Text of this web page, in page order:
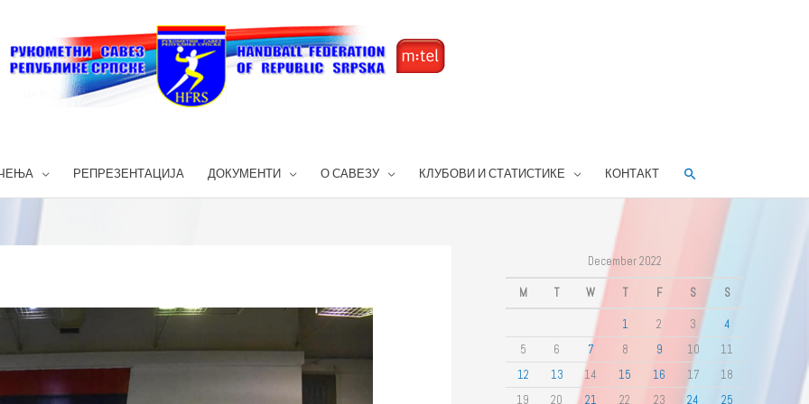
РЕПРЕЗЕНТАЦИЈА ДОКУМЕНТИ О САВЕЗУ КЛУБОВИ И СТАТИСТИКЕ КОНТАКТ Search
December 2022
M T W T F S S
1 2 3
4
5
6 7 8 9 10
11
12
13 14 15 16 17
18
19
20 21 22 23 24
25